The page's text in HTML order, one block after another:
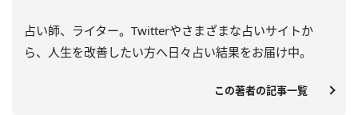
占い師、ライター。Twitterやさまざまな占いサイトか
ら、人生を改善したい方へ日々占い結果をお届け中。
この著者の記事一覧